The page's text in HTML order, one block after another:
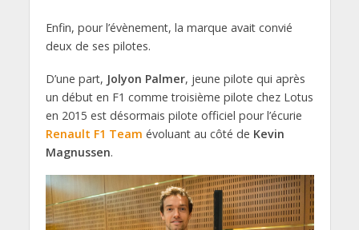
Enfin, pour l’évènement, la marque avait convié
deux de ses pilotes.
D’une part, Jolyon Palmer, jeune pilote qui après
un début en F1 comme troisième pilote chez Lotus
en 2015 est désormais pilote officiel pour l’écurie
Renault F1 Team évoluant au côté de Kevin
Magnussen.